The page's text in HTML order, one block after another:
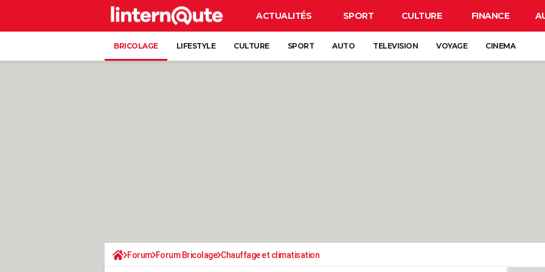
ACTUALITÉS SPORT CULTURE FINANCE
BRICOLAGE LIFESTYLE CULTURE SPORT AUTO TELEVISION VOYAGE CINEMA
Forum Forum Bricolage Chauffage et climatisation